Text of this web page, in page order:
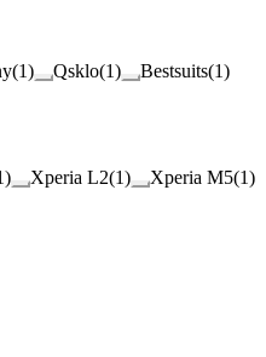
(1) Qsklo(1) Bestsuits(1)
) Xperia L2(1) Xperia M5(1)